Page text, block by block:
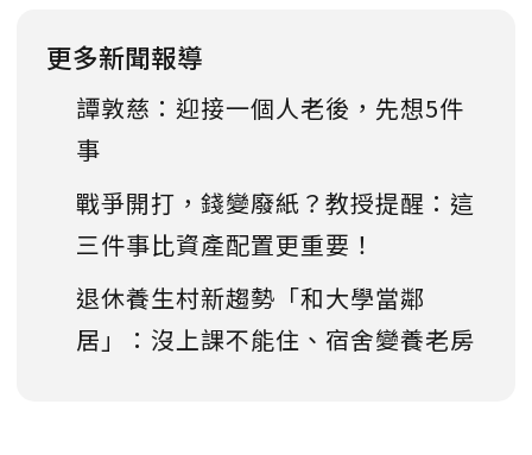
更多新聞報導
譚敦慈：迎接一個人老後，先想5件
事
戰爭開打，錢變廢紙？教授提醒：這
三件事比資產配置更重要！
退休養生村新趨勢「和大學當鄰
居」：沒上課不能住、宿舍變養老房